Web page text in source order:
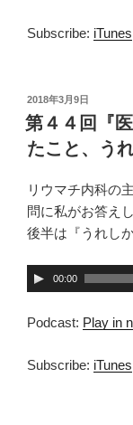
ー
Subscribe: iTunes
投
稿
日:
2018年3月9日
第４４回『
たこと、う
リウマチ内科の
問に私がお答え
後半は『うれし
音
声
プ
ー
00:00
Podcast: Play in
Subscribe: iTunes